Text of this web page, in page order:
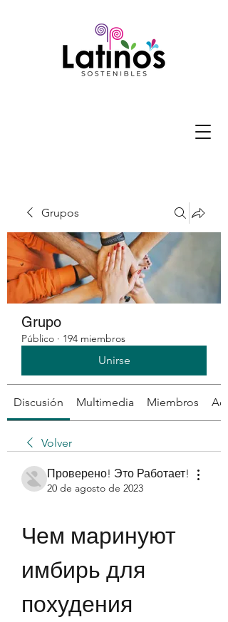
Grupos
Grupo
Público · 194 miembros
Unirse
Discusión Multimedia Miembros
Volver
Проверено! Это Работает!
20 de agosto de 2023
Чем маринуют
имбирь для
похудения